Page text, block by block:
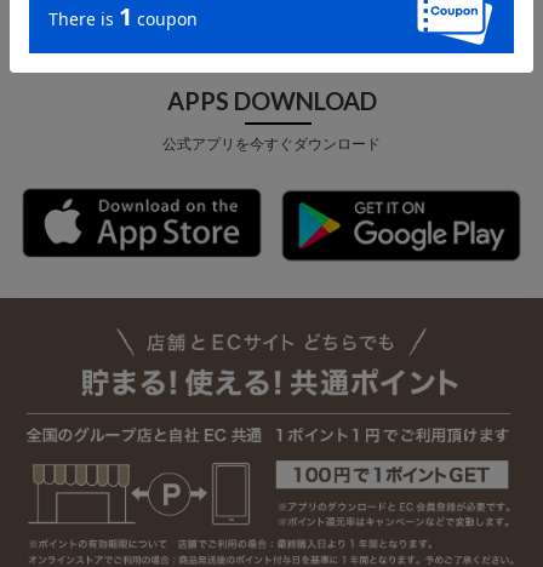
APPS DOWNLOAD
公式アプリを今すぐダウンロード